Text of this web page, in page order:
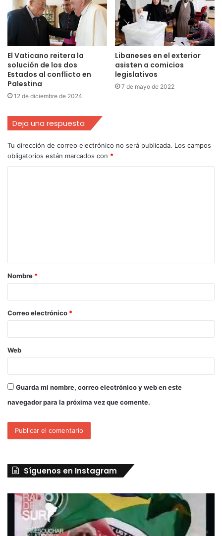
El Vaticano reitera la
solución de los dos
Estados al conflicto en
Palestina
12 de diciembre de 2024
Libaneses en el exterior
asisten a comicios
legislativos
7 de mayo de 2022
Deja una respuesta
Tu dirección de correo electrónico no será publicada. Los campos
obligatorios están marcados con *
Nombre *
Correo electrónico *
Web
Guarda mi nombre, correo electrónico y web en este
navegador para la próxima vez que comente.
Síguenos en Instagram